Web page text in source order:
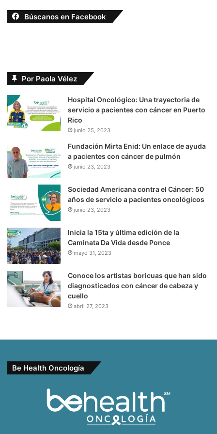
Búscanos en Facebook
Por Paola Vélez
Hospital Oncológico: Una trayectoria de
servicio a pacientes con cáncer en Puerto
Rico
junio 25, 2023
Fundación Mirta Enid: Un enlace de ayuda
a pacientes con cáncer de pulmón
junio 23, 2023
Sociedad Americana contra el Cáncer: 50
años de servicio a pacientes oncológicos
junio 23, 2023
Inicia la 15ta y última edición de la
Caminata Da Vida desde Ponce
mayo 31, 2023
Conoce los artistas boricuas que han sido
diagnosticados con cáncer de cabeza y
cuello
abril 27, 2023
Be Health Oncología